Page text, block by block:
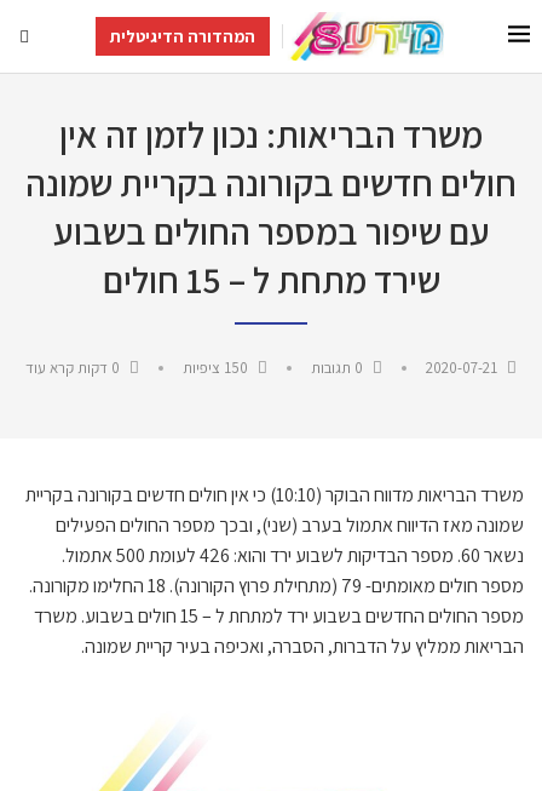
המהדורה הדיגיטלית
משרד הבריאות: נכון לזמן זה אין
חולים חדשים בקורונה בקריית שמונה
עם שיפור במספר החולים בשבוע
שירד מתחת ל – 15 חולים
2020-07-21
150 ציפיות
משרד הבריאות מדווח הבוקר (10:10) כי אין חולים חדשים בקורונה בקריית
שמונה מאז הדיווח אתמול בערב (שני), ובכך מספר החולים הפעילים
נשאר 60. מספר הבדיקות לשבוע ירד והוא: 426 לעומת 500 אתמול.
מספר חולים מאומתים- 79 (מתחילת פרוץ הקורונה). 18 החלימו מקורונה.
מספר החולים החדשים בשבוע ירד למתחת ל – 15 חולים בשבוע. משרד
הבריאות ממליץ על הדברות, הסברה, ואכיפה בעיר קריית שמונה.